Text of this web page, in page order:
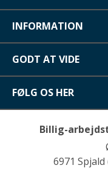
INFORMATION
GODT AT VIDE
FØLG OS HER
Billig-
6971